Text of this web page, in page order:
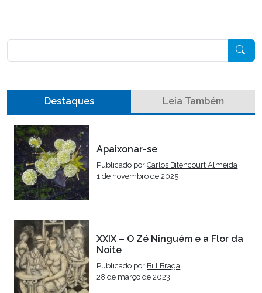
Destaques Leia Também
Apaixonar-se
Publicado porCarlos Bitencourt Almeida
1 de novembro de 2025
XXIX – O Zé Ninguém e a Flor da
Noite
Publicado por Bill Braga
28 de março de 2023